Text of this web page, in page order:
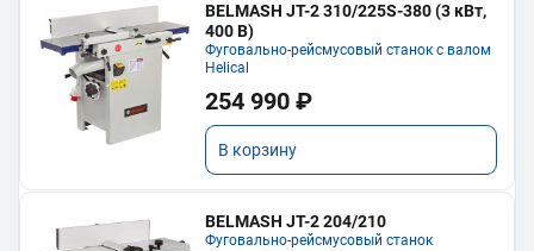
BELMASH JT-2 310/225S-380 (3 кВт,
400 В)
Фуговально-рейсмусовый станок с валом
Helical
254 990 ₽
В корзину
BELMASH JT-2 204/210
Фуговально-рейсмусовый станок